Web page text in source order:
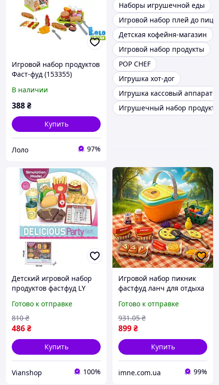
Игровой набор продуктов
Фаст-фуд (153355)
В наличии
388₴
Купить
Лоло 97%
Наборы игрушечной еды
Игровой набор плей до
Детская кофейня-магазин
Игровой набор продукты
POP CHEF
Игрушка хот-дог
Игрушка кассовый аппарат
Игрушечный набор
Детский игровой набор
продуктов фастфуд LY
Готово к отправке
486₴
810 ₴
Купить
Vianshop 100%
Игровой набор пикник
фастфуд ланч для отдыха
предмета Кухонная
игрушка корзина и
продукты
Готово к отправке
899₴
931.05 ₴
Купить
imne.com.ua 99%